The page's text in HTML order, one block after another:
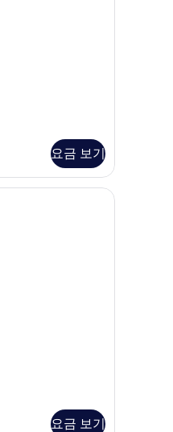
요금 보기
실 내 금고, 책상, 암막 커튼
요금 보기